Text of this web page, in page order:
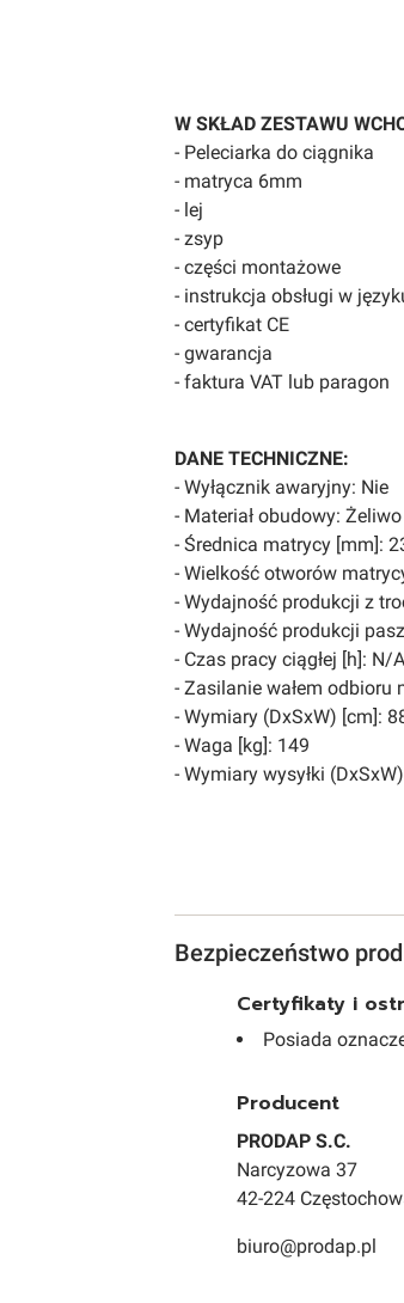
W SKŁAD ZESTAWU
- Peleciarka do ciągnika
- matryca 6mm
- lej
- zsyp
- części montażowe
- instrukcja obsługi w
- certyfikat CE
- gwarancja
- faktura VAT lub paragon
DANE TECHNICZNE:
- Wyłącznik awaryjny: Nie
- Materiał obudowy: Żeliwo
- Średnica matrycy [mm]:
- Wielkość otworów
- Wydajność produkcji z
- Wydajność produkcji
- Czas pracy ciągłej [h]: N/A
- Zasilanie wałem odbioru
- Wymiary (DxSxW) [cm]:
- Waga [kg]: 149
- Wymiary wysyłki
Bezpieczeństwo
Certyfikaty i
Posiada
Producent
PRODAP S.C.
Narcyzowa 37
42-224
biuro@prodap.pl